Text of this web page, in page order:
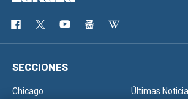
SECCIONES
Chicago
Últimas